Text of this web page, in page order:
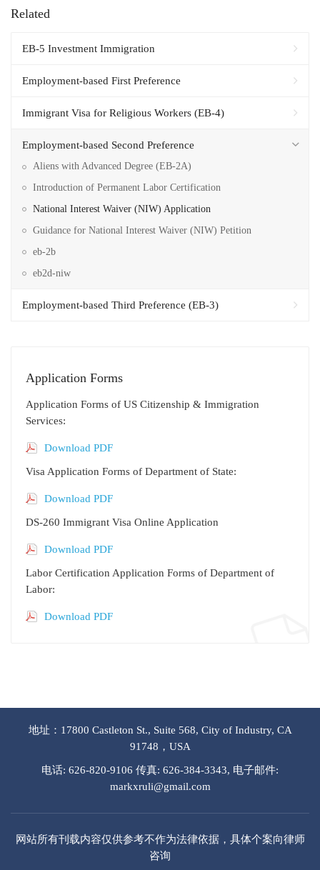
Related
EB-5 Investment Immigration
Employment-based First Preference
Immigrant Visa for Religious Workers (EB-4)
Employment-based Second Preference
Aliens with Advanced Degree (EB-2A)
Introduction of Permanent Labor Certification
National Interest Waiver (NIW) Application
Guidance for National Interest Waiver (NIW) Petition
eb-2b
eb2d-niw
Employment-based Third Preference (EB-3)
Application Forms
Application Forms of US Citizenship & Immigration
Services:
Download PDF
Visa Application Forms of Department of State:
Download PDF
DS-260 Immigrant Visa Online Application
Download PDF
Labor Certification Application Forms of Department of
Labor:
Download PDF
地址：17800 Castleton St., Suite 568, City of Industry, CA
91748，USA
电话: 626-820-9106 传真: 626-384-3343, 电子邮件:
markxruli@gmail.com
网站所有刊载内容仅供参考不作为法律依据，具体个案向律师
咨询